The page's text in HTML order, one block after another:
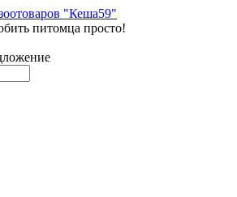
питомца просто!